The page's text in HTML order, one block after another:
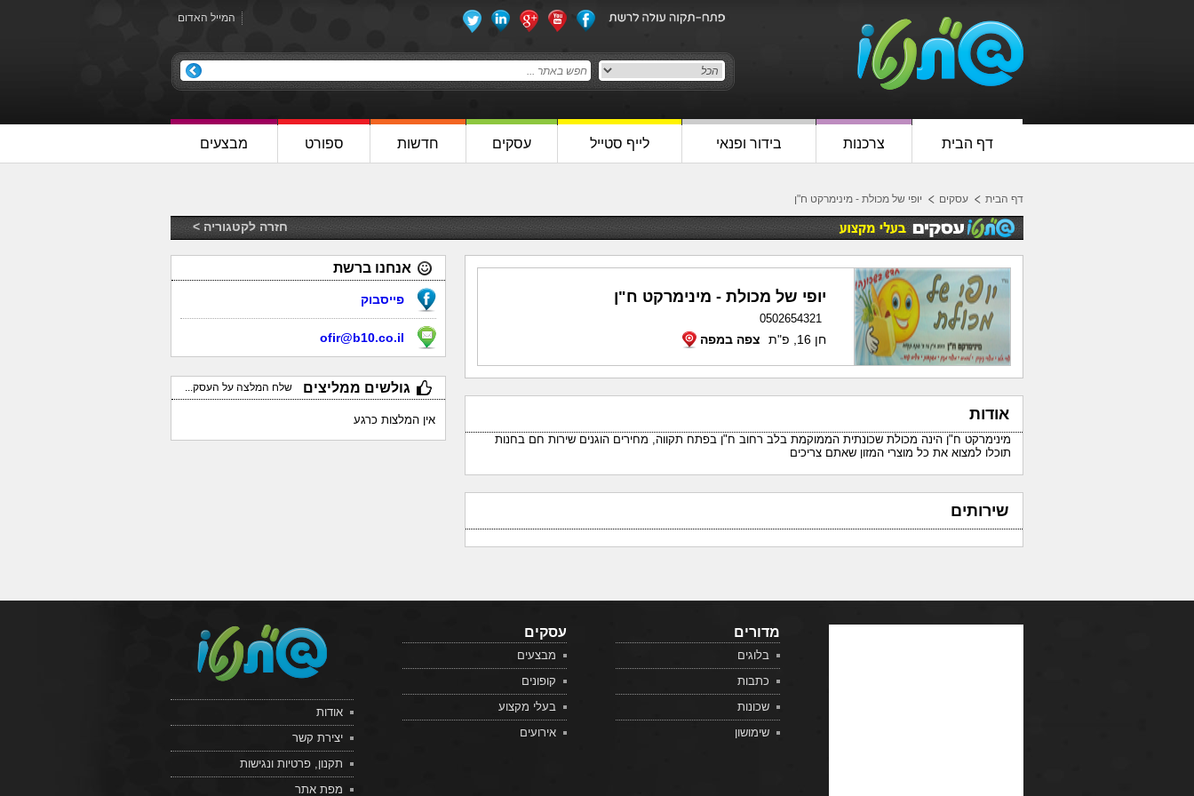
המייל האדום
דף הבית צרכנות בידור ופנאי לייף סטייל עסקים חדשות ספורט מבצעים
דף הבית עסקים יופי של מכולת - מינימרקט ח"ן
חזרה לקטגוריה >
יופי של מכולת - מינימרקט ח"ן
0502654321
חן 16, פ"ת צפה במפה
אודות
מינימרקט ח"ן הינה מכולת שכונתית הממוקמת בלב רחוב ח"ן בפתח תקווה, מחירים הוגנים שירות חם בחנות
תוכלו למצוא את כל מוצרי המזון שאתם צריכים
שירותים
אנחנו ברשת
פייסבוק
ofir@b10.co.il
גולשים ממליצים שלח המלצה על העסק...
אין המלצות כרגע
מדורים
בלוגים
כתבות
שכונות
שימושון
עסקים
מבצעים
קופונים
בעלי מקצוע
אירועים
אודות
יצירת קשר
תקנון, פרטיות ונגישות
מפת אתר